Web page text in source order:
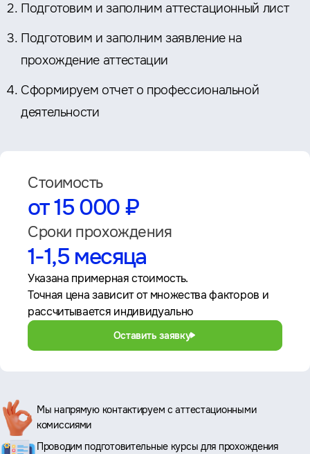
Подготовим и заполним аттестационный лист
Подготовим и заполним заявление на
прохождение аттестации
Сформируем отчет о профессиональной
деятельности
Стоимость
от 15 000 ₽
Сроки прохождения
1-1,5 месяца
Указана примерная стоимость.
Точная цена зависит от множества факторов и
рассчитывается индивидуально
Оставить заявку
Ключевые
преимущества
Мы напрямую контактируем с аттестационными
комиссиями
Проводим подготовительные курсы для прохождения